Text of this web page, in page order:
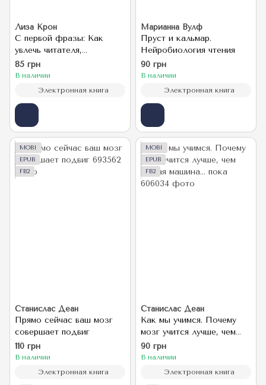
Лиза Крон
С первой фразы: Как
увлечь читателя,
используя когнитивную
психологию
85 грн
В наличии
Электронная книга
Марианна Вулф
Пруст и кальмар.
Нейробиология чтения
90 грн
В наличии
Электронная книга
MOBI
EPUB
FB2
Станислас Деан
Прямо сейчас ваш мозг
совершает подвиг
110 грн
В наличии
Электронная книга
MOBI
EPUB
FB2
Станислас Деан
Как мы учимся. Почему
мозг учится лучше, чем
любая машина… пока
90 грн
В наличии
Электронная книга